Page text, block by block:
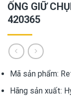
ỐNG GIỮ
420365
Mã sản phẩm:
Hãng sản xuất: